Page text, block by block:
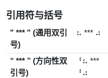
引用符与括号
" *** " (通用双引
号)
⠦ *** ⠴
“ *** ” (方向性双
引号)
⠘⠦ ***
⠘⠴